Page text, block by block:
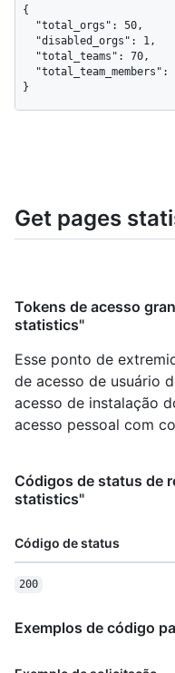
{
}
Get pages
Tokens de acesso
statistics"
Esse ponto de
de acesso de usuário
acesso de instalação
acesso pessoal com
Códigos de status de
statistics"
Código de status
200
Exemplos de código